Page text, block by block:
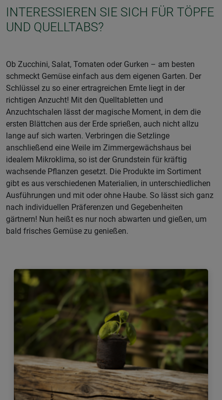
INTERESSIEREN SIE SICH FÜR TÖPFE
UND QUELLTABS?
Ob Zucchini, Salat, Tomaten oder Gurken – am besten
schmeckt Gemüse einfach aus dem eigenen Garten. Der
Schlüssel zu so einer ertragreichen Ernte liegt in der
richtigen Anzucht! Mit den Quelltabletten und
Anzuchtschalen lässt der magische Moment, in dem die
ersten Blättchen aus der Erde sprießen, auch nicht allzu
lange auf sich warten. Verbringen die Setzlinge
anschließend eine Weile im Zimmergewächshaus bei
idealem Mikroklima, so ist der Grundstein für kräftig
wachsende Pflanzen gesetzt. Die Produkte im Sortiment
gibt es aus verschiedenen Materialien, in unterschiedlichen
Ausführungen und mit oder ohne Haube. So lässt sich ganz
nach individuellen Präferenzen und Gegebenheiten
gärtnern! Nun heißt es nur noch abwarten und gießen, um
bald frisches Gemüse zu genießen.